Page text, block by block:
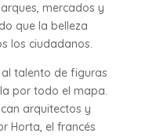
mercados y
que la belleza
los ciudadanos.
talento de figuras
por todo el mapa.
arquitectos y
Horta, el francés